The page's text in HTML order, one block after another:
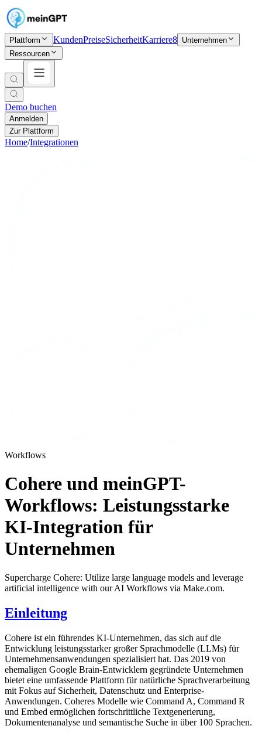
Plattform KundenPreiseSicherheitKarriere8 Unternehmen
Ressourcen
Demo buchen
Anmelden
Zur Plattform
Home/Integrationen
Workflows
Cohere und meinGPT-
Workflows: Leistungsstarke
KI-Integration für
Unternehmen
Supercharge Cohere: Utilize large language models and leverage
artificial intelligence with our AI Workflows via Make.com.
Einleitung
Cohere ist ein führendes KI-Unternehmen, das sich auf die
Entwicklung leistungsstarker großer Sprachmodelle (LLMs) für
Unternehmensanwendungen spezialisiert hat. Das 2019 von
ehemaligen Google Brain-Entwicklern gegründete Unternehmen
bietet eine umfassende Plattform für natürliche Sprachverarbeitung
mit Fokus auf Sicherheit, Datenschutz und Enterprise-
Anwendungen. Coheres Modelle wie Command A, Command R
und Embed ermöglichen fortschrittliche Textgenerierung,
Dokumentenanalyse und semantische Suche in über 100 Sprachen.